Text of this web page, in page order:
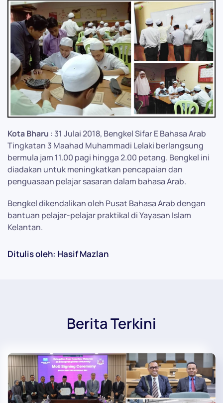
Kota Bharu : 31 Julai 2018, Bengkel Sifar E Bahasa Arab
Tingkatan 3 Maahad Muhammadi Lelaki berlangsung
bermula jam 11.00 pagi hingga 2.00 petang. Bengkel ini
diadakan untuk meningkatkan pencapaian dan
penguasaan pelajar sasaran dalam bahasa Arab.
Bengkel dikendalikan oleh Pusat Bahasa Arab dengan
bantuan pelajar-pelajar praktikal di Yayasan Islam
Kelantan.
Ditulis oleh: Hasif Mazlan
Berita Terkini